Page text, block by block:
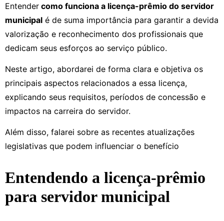
Entender como funciona a licença-prêmio do servidor
municipal é de suma importância para garantir a devida
valorização e reconhecimento dos profissionais que
dedicam seus esforços ao serviço público.
Neste artigo, abordarei de forma clara e objetiva os
principais aspectos relacionados a essa licença,
explicando seus requisitos, períodos de concessão e
impactos na carreira do servidor.
Além disso, falarei sobre as recentes atualizações
legislativas que podem influenciar o benefício
Entendendo a licença-prêmio
para servidor municipal